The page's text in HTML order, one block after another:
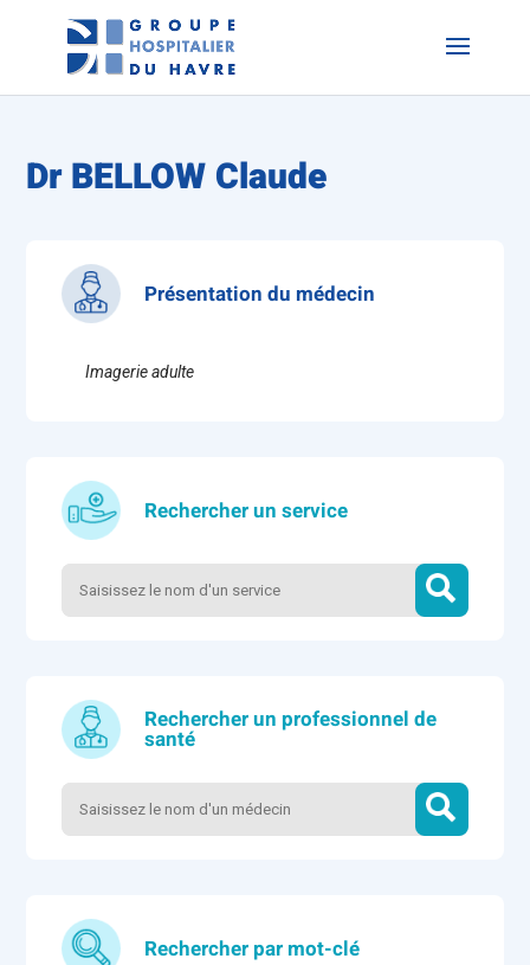
Dr BELLOW Claude
Présentation du médecin
Imagerie adulte
Rechercher un service
Rechercher un professionnel de
santé
Rechercher par mot-clé